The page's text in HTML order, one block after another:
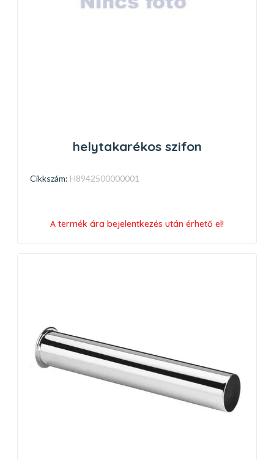
helytakarékos szifon
Cikkszám: H8942500000001
A termék ára bejelentkezés után érhető el!